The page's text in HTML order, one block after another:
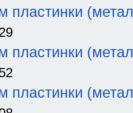
пластинки
пластинки
пластинки